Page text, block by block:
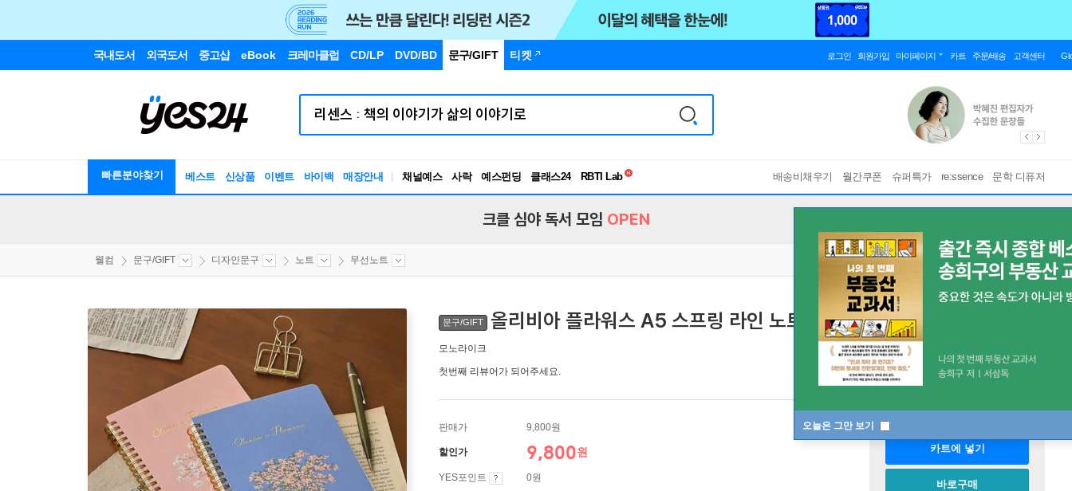
국내도서 외국도서 중고샵 eBook 크레마클럽 CD/LP DVD/BD 문구/GIFT 티켓 로그인 회원가입 마이페이지 카트 주문/배송 고객센터
빠른분야찾기 베스트 신상품 이벤트 바이백 매장안내 채널예스 사락 예스펀딩 클래스24
독서유형검사
배송비채우기 월간쿠폰 슈퍼특가 re:ssence 문학 디퓨저
오늘은 그만 보기
크클 심야 독서 모임 OPEN
웰컴 문구/GIFT 디자인문구 노트 무선노트
문구/GIFT 올리비아 플라워스 A5 스프링 라인 노트 Series.2
모노라이크
첫번째 리뷰어가 되어주세요.
판매가 9,800원
할인가 9,800원
YES포인트 0원
판매중
카트에 넣기
바로구매